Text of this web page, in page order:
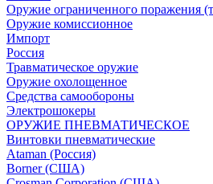
Оружие ограниченного поражения
Оружие комиссионное
Импорт
Россия
Травматическое оружие
Оружие охолощенное
Средства самообороны
Электрошокеры
ОРУЖИЕ ПНЕВМАТИЧЕСКОЕ
Винтовки пневматические
Ataman (Россия)
Borner (США)